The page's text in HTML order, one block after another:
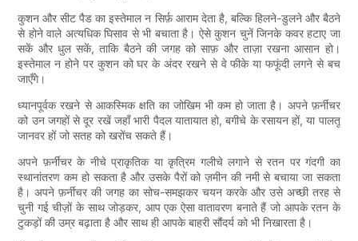
कुशन और सीट पैड का इस्तेमाल न सिर्फ़ आराम देता है, बल्कि हिलने-डुलने और बैठने
से होने वाले अत्यधिक घिसाव से भी बचाता है। ऐसे कुशन चुनें जिनके कवर हटाए जा
सकें और धुल सकें, ताकि बैठने की जगह को साफ़ और ताज़ा रखना आसान हो।
इस्तेमाल न होने पर कुशन को घर के अंदर रखने से वे फीके या फफूंदी लगने से बच
जाएँगे।
ध्यानपूर्वक रखने से आकस्मिक क्षति का जोखिम भी कम हो जाता है। अपने फ़र्नीचर
को उन जगहों से दूर रखें जहाँ भारी पैदल यातायात हो, बगीचे के रसायन हों, या पालतू
जानवर हों जो सतह को खरोंच सकते हैं।
अपने फ़र्नीचर के नीचे प्राकृतिक या कृत्रिम गलीचे लगाने से रतन पर गंदगी का
स्थानांतरण कम हो सकता है और उसके पैरों को ज़मीन की नमी से बचाया जा सकता
है। अपने फ़र्नीचर की जगह का सोच-समझकर चयन करके और उसे अच्छी तरह से
चुनी गई चीज़ों के साथ जोड़कर, आप एक ऐसा वातावरण बनाते हैं जो आपके रतन के
टुकड़ों की उम्र बढ़ाता है और साथ ही आपके बाहरी सौंदर्य को भी निखारता है।